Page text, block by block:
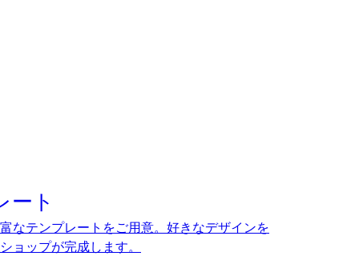
ート
なテンプレートをご用意。好きなデザインを
ョップが完成します。